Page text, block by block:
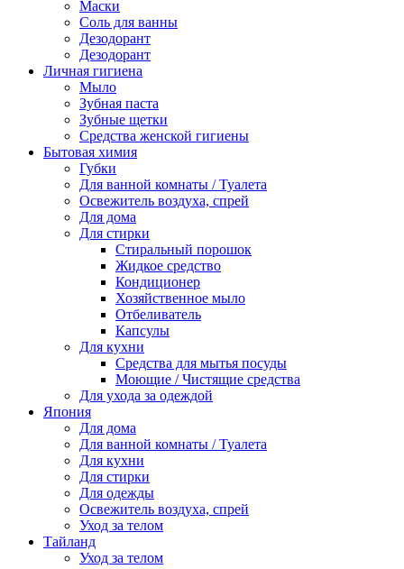
Маски
Соль для ванны
Дезодорант
Дезодорант
Личная гигиена
Мыло
Зубная паста
Зубные щетки
Средства женской гигиены
Бытовая химия
Губки
Для ванной комнаты / Туалета
Освежитель воздуха, спрей
Для дома
Для стирки
Стиральный порошок
Жидкое средство
Кондиционер
Хозяйственное мыло
Отбеливатель
Капсулы
Для кухни
Средства для мытья посуды
Моющие / Чистящие средства
Для ухода за одеждой
Япония
Для дома
Для ванной комнаты / Туалета
Для кухни
Для стирки
Для одежды
Освежитель воздуха, спрей
Уход за телом
Тайланд
Уход за телом